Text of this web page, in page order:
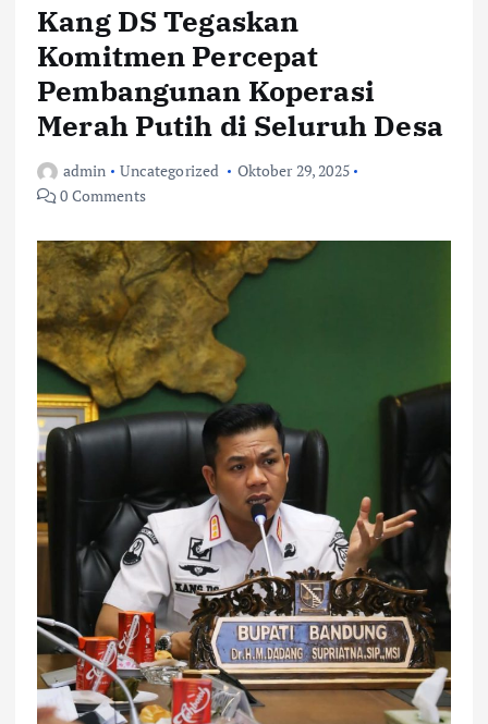
Kang DS Tegaskan
Komitmen Percepat
Pembangunan Koperasi
Merah Putih di Seluruh Desa
admin Uncategorized
Oktober 29, 2025
0 Comments